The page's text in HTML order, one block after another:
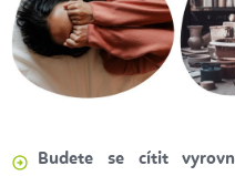
Budete se cítit